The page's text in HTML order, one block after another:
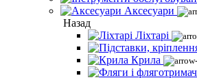
Аксесуари
Назад
Ліхтарі
Крила